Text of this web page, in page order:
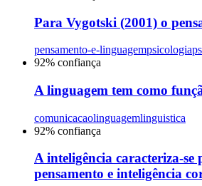
Para Vygotski (2001) o
pensamento-e-linguagempsicologia
92% confiança
A linguagem tem como
comunicacaolinguagemlinguistica
92% confiança
A inteligência caracteriza-se
pensamento e inteligência